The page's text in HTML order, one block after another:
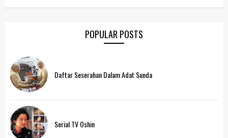
POPULAR POSTS
Daftar Seserahan Dalam Adat Sunda
Serial TV Oshin